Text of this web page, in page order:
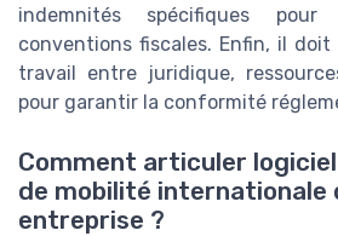
indemnités spécifiques
conventions fiscales. Enfin, il
travail entre juridique,
pour garantir la conformité
Comment articuler
de mobilité internationale
entreprise ?